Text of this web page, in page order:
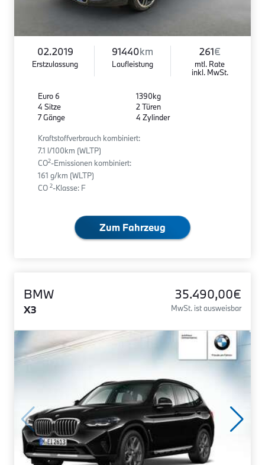
02.2019
Erstzulassung
91440km
Laufleistung
261€
mtl. Rate
inkl. MwSt.
Euro 6
4 Sitze
7 Gänge
1390kg
2 Türen
4 Zylinder
Kraftstoffverbrauch kombiniert:
7.1 l/100km (WLTP)
CO2-Emissionen kombiniert:
161 g/km (WLTP)
CO 2-Klasse: F
Zum Fahrzeug
BMW
X3
35.490,00€
MwSt. ist ausweisbar